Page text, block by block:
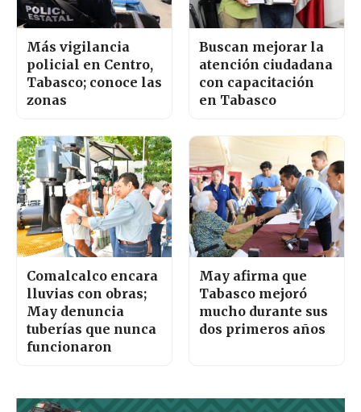
Más vigilancia
policial en Centro,
Tabasco; conoce las
zonas
Buscan mejorar la
atención ciudadana
con capacitación
en Tabasco
Comalcalco encara
lluvias con obras;
May denuncia
tuberías que nunca
funcionaron
May afirma que
Tabasco mejoró
mucho durante sus
dos primeros años